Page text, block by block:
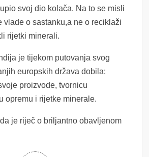
svoj dio kolača. Na to se misli
vlade o sastanku,a ne o reciklaži
rijetki minerali.
je tijekom putovanja svog
europskih država dobila:
proizvode, tvornicu
opremu i rijetke minerale.
je riječ o briljantno obavljenom